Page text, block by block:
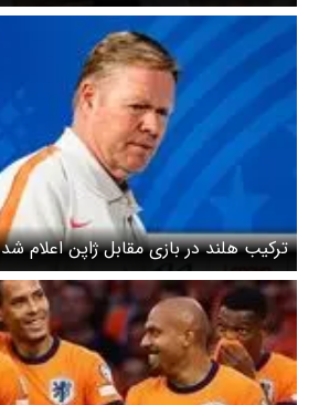
ترکیب هلند در بازی مقابل ژاپن اعلام شد